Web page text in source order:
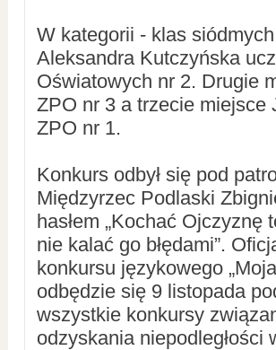
W kategorii - klas
Aleksandra Kutczyńska
Oświatowych nr 2. Drugie
ZPO nr 3 a trzecie miejsce
ZPO nr 1.
Konkurs odbył się pod
Międzyrzec Podlaski
hasłem „Kochać Ojczyznę
nie kalać go błędami”.
konkursu językowego
odbędzie się 9 listopada
wszystkie konkursy
odzyskania